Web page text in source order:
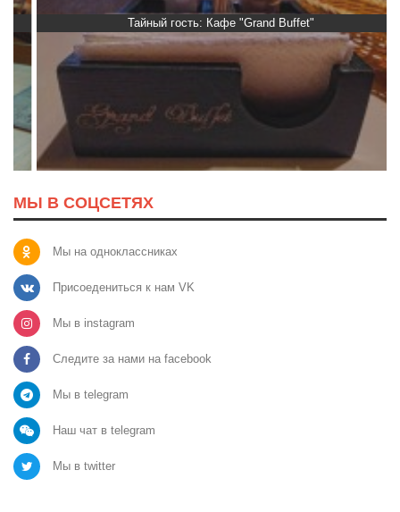
Тайный гость: Кафе "Grand Buffet"
МЫ В СОЦСЕТЯХ
Мы на одноклассниках
Присоедениться к нам VK
Мы в instagram
Следите за нами на facebook
Мы в telegram
Наш чат в telegram
Мы в twitter